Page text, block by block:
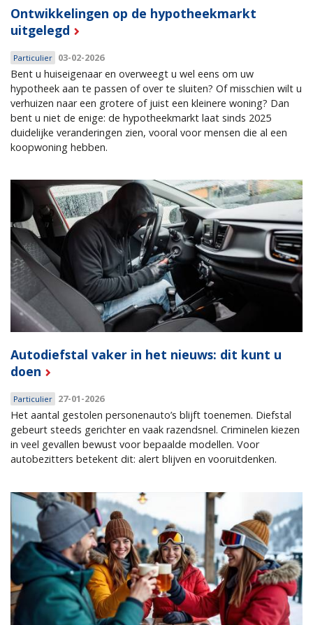
Ontwikkelingen op de hypotheekmarkt
uitgelegd
Particulier 03-02-2026
Bent u huiseigenaar en overweegt u wel eens om uw
hypotheek aan te passen of over te sluiten? Of misschien wilt u
verhuizen naar een grotere of juist een kleinere woning? Dan
bent u niet de enige: de hypotheekmarkt laat sinds 2025
duidelijke veranderingen zien, vooral voor mensen die al een
koopwoning hebben.
Autodiefstal vaker in het nieuws: dit kunt u
doen
Particulier 27-01-2026
Het aantal gestolen personenauto’s blijft toenemen. Diefstal
gebeurt steeds gerichter en vaak razendsnel. Criminelen kiezen
in veel gevallen bewust voor bepaalde modellen. Voor
autobezitters betekent dit: alert blijven en vooruitdenken.